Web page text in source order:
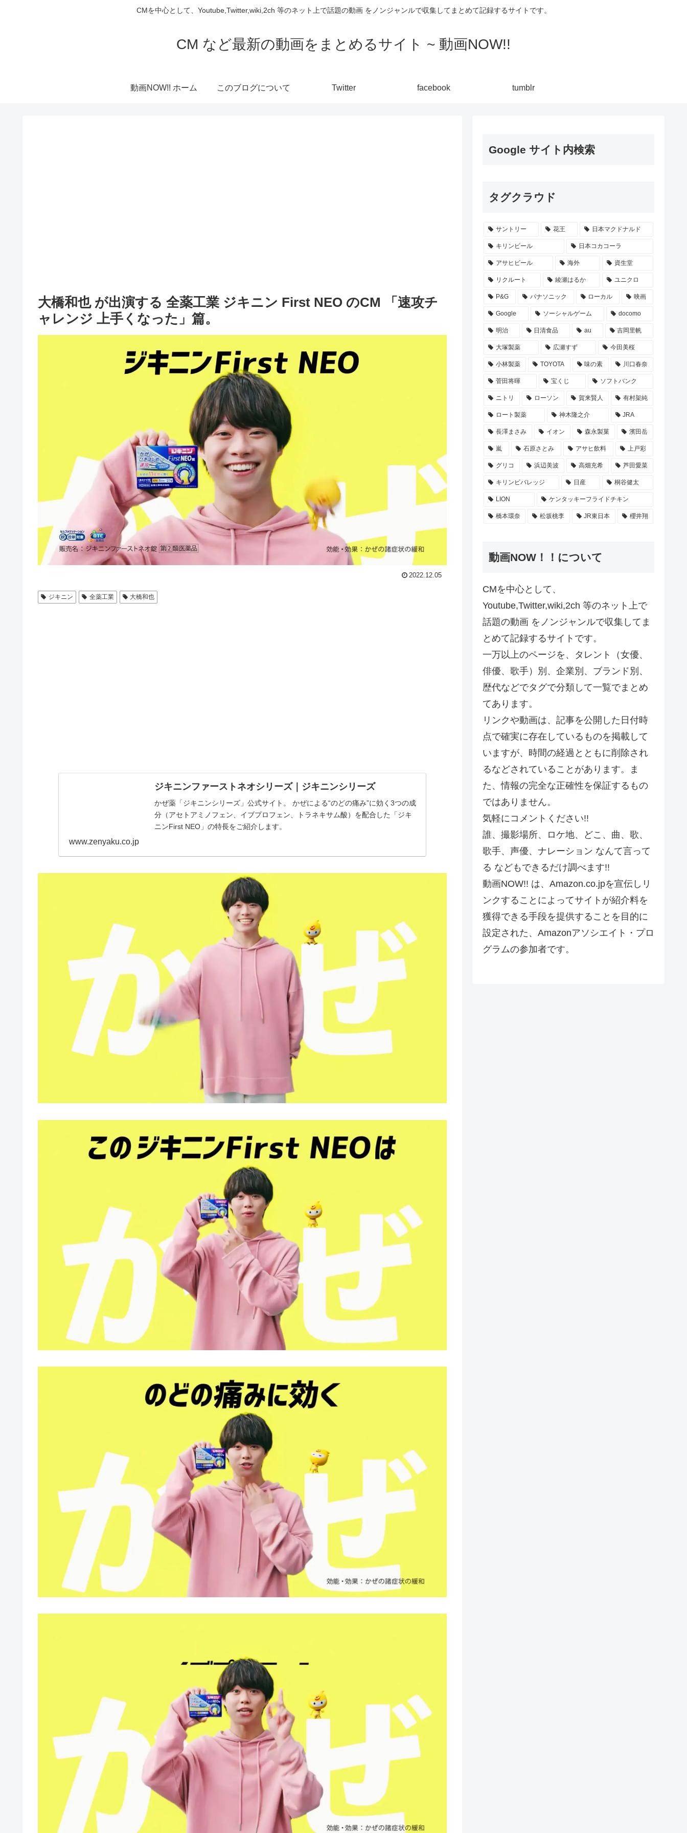
CMを中心として、Youtube,Twitter,wiki,2ch 等のネット上で話題の動画 をノンジャンルで収集してまとめて記録するサイトです。
CM など最新の動画をまとめるサイト ~ 動画NOW!!
動画NOW!! ホーム このブログについて Twitter facebook tumblr
大橋和也 が出演する 全薬工業 ジキニン First NEO のCM 「速攻チ
ャレンジ 上手くなった」篇。
2022.12.05
ジキニン 全薬工業 大橋和也
ジキニンファーストネオシリーズ｜ジキニンシリーズ
かぜ薬「ジキニンシリーズ」公式サイト。 かぜによる“のどの痛み”に効く3つの成
分（アセトアミノフェン、イブプロフェン、トラネキサム酸）を配合した「ジキ
ニンFirst NEO」の特長をご紹介します。
www.zenyaku.co.jp
Google サイト内検索
タグクラウド
サントリー 花王 日本マクドナルド
キリンビール 日本コカコーラ
アサヒビール 海外 資生堂
リクルート 綾瀬はるか ユニクロ
P&G パナソニック ローカル 映画
Google ソーシャルゲーム docomo
明治 日清食品 au 吉岡里帆
大塚製薬 広瀬すず 今田美桜
小林製薬 TOYOTA 味の素 川口春奈
菅田将暉 宝くじ ソフトバンク
ニトリ ローソン 賀来賢人 有村架純
ロート製薬 神木隆之介 JRA
長澤まさみ イオン 森永製菓 濱田岳
嵐 石原さとみ アサヒ飲料 上戸彩
グリコ 浜辺美波 高畑充希 芦田愛菜
キリンビバレッジ 日産 桐谷健太
LION ケンタッキーフライドチキン
橋本環奈 松坂桃李 JR東日本 櫻井翔
動画NOW！！について
CMを中心として、
Youtube,Twitter,wiki,2ch 等のネット上で
話題の動画 をノンジャンルで収集してま
とめて記録するサイトです。
一万以上のページを、タレント（女優、
俳優、歌手）別、企業別、ブランド別、
歴代などでタグで分類して一覧でまとめ
てあります。
リンクや動画は、記事を公開した日付時
点で確実に存在しているものを掲載して
いますが、時間の経過とともに削除され
るなどされていることがあります。ま
た、情報の完全な正確性を保証するもの
ではありません。
気軽にコメントください!!
誰、撮影場所、ロケ地、どこ、曲、歌、
歌手、声優、ナレーション なんて言って
る などもできるだけ調べます!!
動画NOW!! は、Amazon.co.jpを宣伝しリ
ンクすることによってサイトが紹介料を
獲得できる手段を提供することを目的に
設定された、Amazonアソシエイト・プロ
グラムの参加者です。